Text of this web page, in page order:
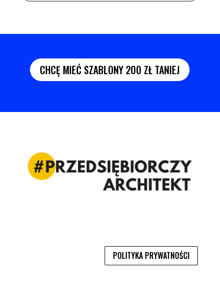
CHCĘ MIEĆ SZABLONY 200 ZŁ TANIEJ
POLITYKA PRYWATNOŚCI